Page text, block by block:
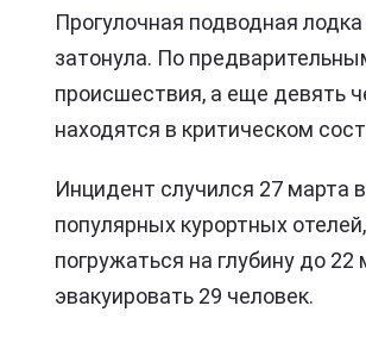
Прогулочная подводная
затонула. По
происшествия, а еще девять
находятся в критическом
Инцидент случился 27 марта
популярных курортных
погружаться на глубину до
эвакуировать 29 человек.